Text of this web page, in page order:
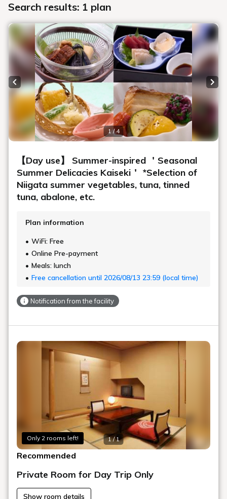
Search results: 1 plan
1 / 4
Previous slide
【Day use】 Summer-inspired ＇Seasonal
Summer Delicacies Kaiseki＇ *Selection of
Niigata summer vegetables, tuna, tinned
tuna, abalone, etc.
Plan information
WiFi: Free
Online Pre-payment
Meals: lunch
Free cancellation until 2026/08/13 23:59 (local time)
Notification from the facility
Only 2 rooms left! 1 / 1
Recommended
Private Room for Day Trip Only
Show room details